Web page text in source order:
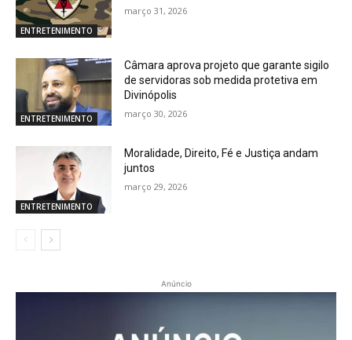
ENTRETENIMENTO
março 31, 2026
ENTRETENIMENTO
Câmara aprova projeto que garante sigilo
de servidoras sob medida protetiva em
Divinópolis
março 30, 2026
ENTRETENIMENTO
Moralidade, Direito, Fé e Justiça andam
juntos
março 29, 2026
Anúncio